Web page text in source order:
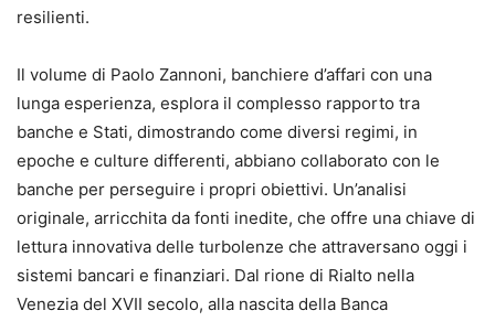
resilienti.
Il volume di Paolo Zannoni, banchiere d’affari con una
lunga esperienza, esplora il complesso rapporto tra
banche e Stati, dimostrando come diversi regimi, in
epoche e culture differenti, abbiano collaborato con le
banche per perseguire i propri obiettivi. Un’analisi
originale, arricchita da fonti inedite, che offre una chiave di
lettura innovativa delle turbolenze che attraversano oggi i
sistemi bancari e finanziari. Dal rione di Rialto nella
Venezia del XVII secolo, alla nascita della Banca